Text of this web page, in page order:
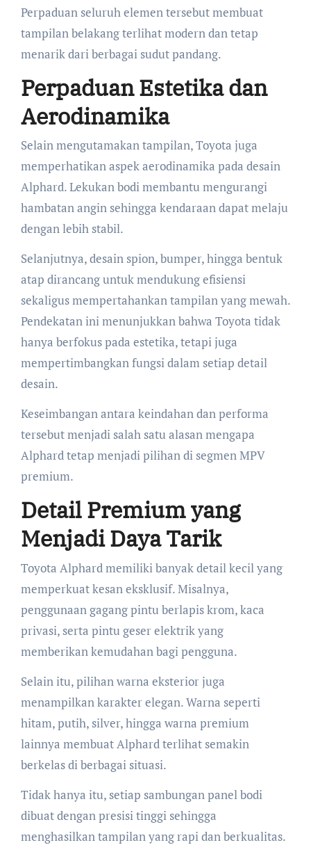
Perpaduan seluruh elemen tersebut membuat
tampilan belakang terlihat modern dan tetap
menarik dari berbagai sudut pandang.
Perpaduan Estetika dan
Aerodinamika
Selain mengutamakan tampilan, Toyota juga
memperhatikan aspek aerodinamika pada desain
Alphard. Lekukan bodi membantu mengurangi
hambatan angin sehingga kendaraan dapat melaju
dengan lebih stabil.
Selanjutnya, desain spion, bumper, hingga bentuk
atap dirancang untuk mendukung efisiensi
sekaligus mempertahankan tampilan yang mewah.
Pendekatan ini menunjukkan bahwa Toyota tidak
hanya berfokus pada estetika, tetapi juga
mempertimbangkan fungsi dalam setiap detail
desain.
Keseimbangan antara keindahan dan performa
tersebut menjadi salah satu alasan mengapa
Alphard tetap menjadi pilihan di segmen MPV
premium.
Detail Premium yang
Menjadi Daya Tarik
Toyota Alphard memiliki banyak detail kecil yang
memperkuat kesan eksklusif. Misalnya,
penggunaan gagang pintu berlapis krom, kaca
privasi, serta pintu geser elektrik yang
memberikan kemudahan bagi pengguna.
Selain itu, pilihan warna eksterior juga
menampilkan karakter elegan. Warna seperti
hitam, putih, silver, hingga warna premium
lainnya membuat Alphard terlihat semakin
berkelas di berbagai situasi.
Tidak hanya itu, setiap sambungan panel bodi
dibuat dengan presisi tinggi sehingga
menghasilkan tampilan yang rapi dan berkualitas.